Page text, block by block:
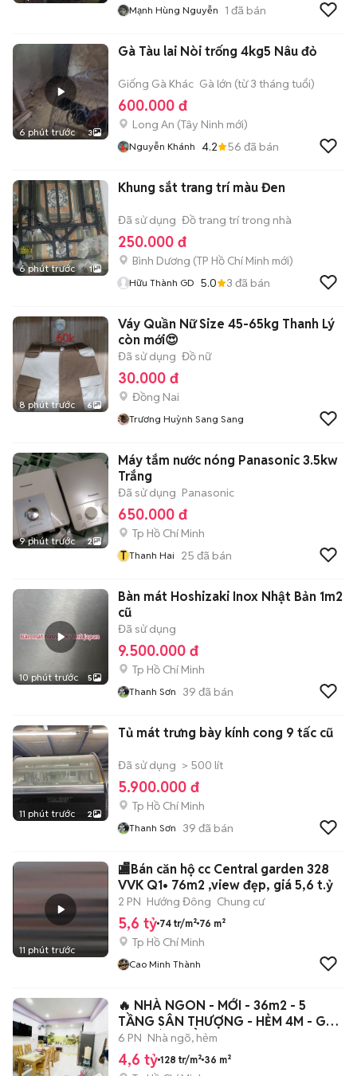
Mạnh Hùng Nguyễn 1 đã bán
6 phút trước 3
Gà Tàu lai Nòi trống 4kg5 Nâu đỏ
Giống Gà Khác Gà lớn (từ 3 tháng tuổi)
600.000 đ
Long An (Tây Ninh mới)
Nguyễn Khánh 4.2 56 đã bán
6 phút trước 1
Khung sắt trang trí màu Đen
Đã sử dụng Đồ trang trí trong nhà
250.000 đ
Bình Dương (TP Hồ Chí Minh mới)
Hữu Thành GD 5.0 3 đã bán
8 phút trước 6
Váy Quần Nữ Size 45-65kg Thanh Lý
còn mới😍
Đã sử dụng Đồ nữ
30.000 đ
Đồng Nai
Trương Huỳnh Sang Sang
9 phút trước 2
Máy tắm nước nóng Panasonic 3.5kw
Trắng
Đã sử dụng Panasonic
650.000 đ
Tp Hồ Chí Minh
T Thanh Hai 25 đã bán
10 phút trước 5
Bàn mát Hoshizaki Inox Nhật Bản 1m2
cũ
Đã sử dụng
9.500.000 đ
Tp Hồ Chí Minh
Thanh Sơn 39 đã bán
11 phút trước 2
Tủ mát trưng bày kính cong 9 tấc cũ
Đã sử dụng > 500 lít
5.900.000 đ
Tp Hồ Chí Minh
Thanh Sơn 39 đã bán
11 phút trước
🏬Bán căn hộ cc Central garden 328
VVK Q1• 76m2 ,view đẹp, giá 5,6 t.ỷ
2 PN Hướng Đông Chung cư
5,6 tỷ 74 tr/m² 76 m²
Tp Hồ Chí Minh
Cao Minh Thành
🔥 NHÀ NGON - MỚI - 36m2 - 5
TẦNG SÂN THƯỢNG - HẺM 4M - GẦN
CHỢ BÀ CHIỂ
6 PN Nhà ngõ, hẻm
4,6 tỷ 128 tr/m² 36 m²